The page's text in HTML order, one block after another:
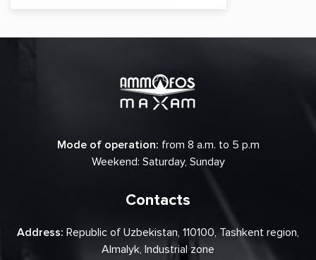
Mode of operation: from 8 a.m. to 5 p.m
Weekend: Saturday, Sunday
Contacts
Address: Republic of Uzbekistan, 110100, Tashkent region,
Almalyk, Industrial zone